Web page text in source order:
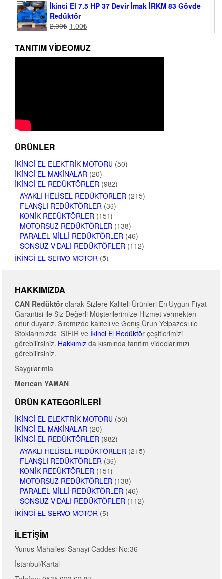
İkinci El 7.5 HP 37 Devir İmak İRKM 83 Gövde
Redüktör
2.00₺ 1.00₺
TANITIM VIDEOMUZ
ÜRÜNLER
İKINCI EL ELEKTRIK MOTORU (50)
İKINCI EL MAKINALAR (20)
İKINCI EL REDÜKTÖRLER (982)
AYAKLI HELISEL REDÜKTÖRLER (215)
FLANŞLI REDÜKTÖRLER (36)
KONIK REDÜKTÖRLER (151)
MOTORSUZ REDÜKTÖRLER (138)
PARALEL MILLI REDÜKTÖRLER (46)
SONSUZ VIDALI REDÜKTÖRLER (112)
İKINCI EL SERVO MOTOR (5)
HAKKIMIZDA
CAN Redüktörolarak Sizlere Kaliteli Ürünleri En Uygun Fiyat
Garantisi ile Siz Değerli Müşterilerimize Hizmet vermekten
onur duyarız. Sitemizde kaliteli ve Geniş Ürün Yelpazesi ile
Stoklarımızda SIFIR ve İkinci El Redüktör çeşitlerimizi
görebilirsiniz. Hakkımız da kısmında tanıtım videolarımızı
görebilirsiniz.
Saygılarımla
Mertcan YAMAN
ÜRÜN KATEGORILERI
İKINCI EL ELEKTRIK MOTORU (50)
İKINCI EL MAKINALAR (20)
İKINCI EL REDÜKTÖRLER (982)
AYAKLI HELISEL REDÜKTÖRLER (215)
FLANŞLI REDÜKTÖRLER (36)
KONIK REDÜKTÖRLER (151)
MOTORSUZ REDÜKTÖRLER (138)
PARALEL MILLI REDÜKTÖRLER (46)
SONSUZ VIDALI REDÜKTÖRLER (112)
İKINCI EL SERVO MOTOR (5)
İLETIŞIM
Yunus Mahallesi Sanayi Caddesi No:36
İstanbul/Kartal